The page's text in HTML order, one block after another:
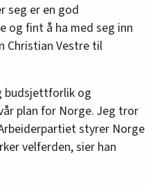
seg er en god
og fint å ha med seg inn
Christian Vestre til
budsjettforlik og
plan for Norge. Jeg tror
styrer Norge
velferden, sier han